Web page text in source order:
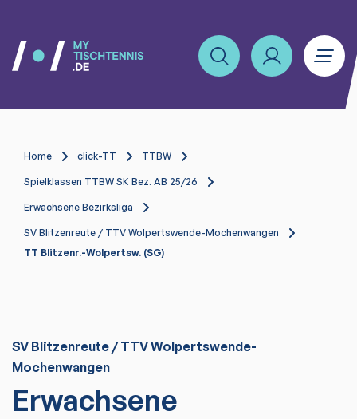
Home click-TT TTBW
Spielklassen TTBW SK Bez. AB 25/26
Erwachsene Bezirksliga
SV Blitzenreute / TTV Wolpertswende-Mochenwangen
TT Blitzenr.-Wolpertsw. (SG)
SV Blitzenreute / TTV Wolpertswende-
Mochenwangen
Erwachsene